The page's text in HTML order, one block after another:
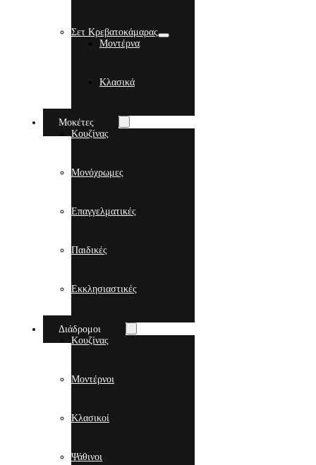
Σετ Κρεβατοκάμαρας
Μοντέρνα
Κλασικά
Μοκέτες
Κουζίνας
Μονόχρωμες
Επαγγελματικές
Παιδικές
Εκκλησιαστικές
Διάδρομοι
Κουζίνας
Μοντέρνοι
Κλασικοί
Ψάθινοι